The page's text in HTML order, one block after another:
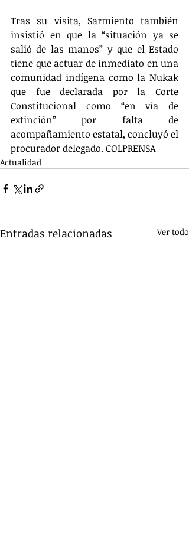
Tras su visita, Sarmiento también
insistió en que la “situación ya se
salió de las manos” y que el Estado
tiene que actuar de inmediato en una
comunidad indígena como la Nukak
que fue declarada por la Corte
Constitucional como “en vía de
extinción” por falta de
acompañamiento estatal, concluyó el
procurador delegado. COLPRENSA
Actualidad
Entradas relacionadas Ver todo